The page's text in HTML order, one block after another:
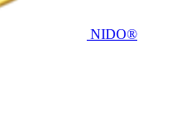
NIDO®